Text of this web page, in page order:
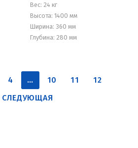
Вес: 24 кг
Высота: 1400 мм
Ширина: 360 мм
Глубина: 280 мм
4 … 10 11
12
СЛЕДУЮЩАЯ